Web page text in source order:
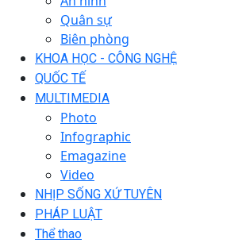
Quân sự
Biên phòng
KHOA HỌC - CÔNG NGHỆ
QUỐC TẾ
MULTIMEDIA
Photo
Infographic
Emagazine
Video
NHỊP SỐNG XỨ TUYÊN
PHÁP LUẬT
Thể thao